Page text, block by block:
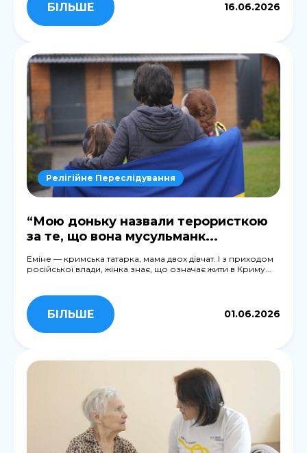
БІЛЬШЕ 16.06.2026
Релігійне Переслідування
“Мою доньку назвали терористкою
за те, що вона мусульманк...
Еміне — кримська татарка, мама двох дівчат. І з приходом
російської влади, жінка знає, що означає жити в Криму...
БІЛЬШЕ 01.06.2026